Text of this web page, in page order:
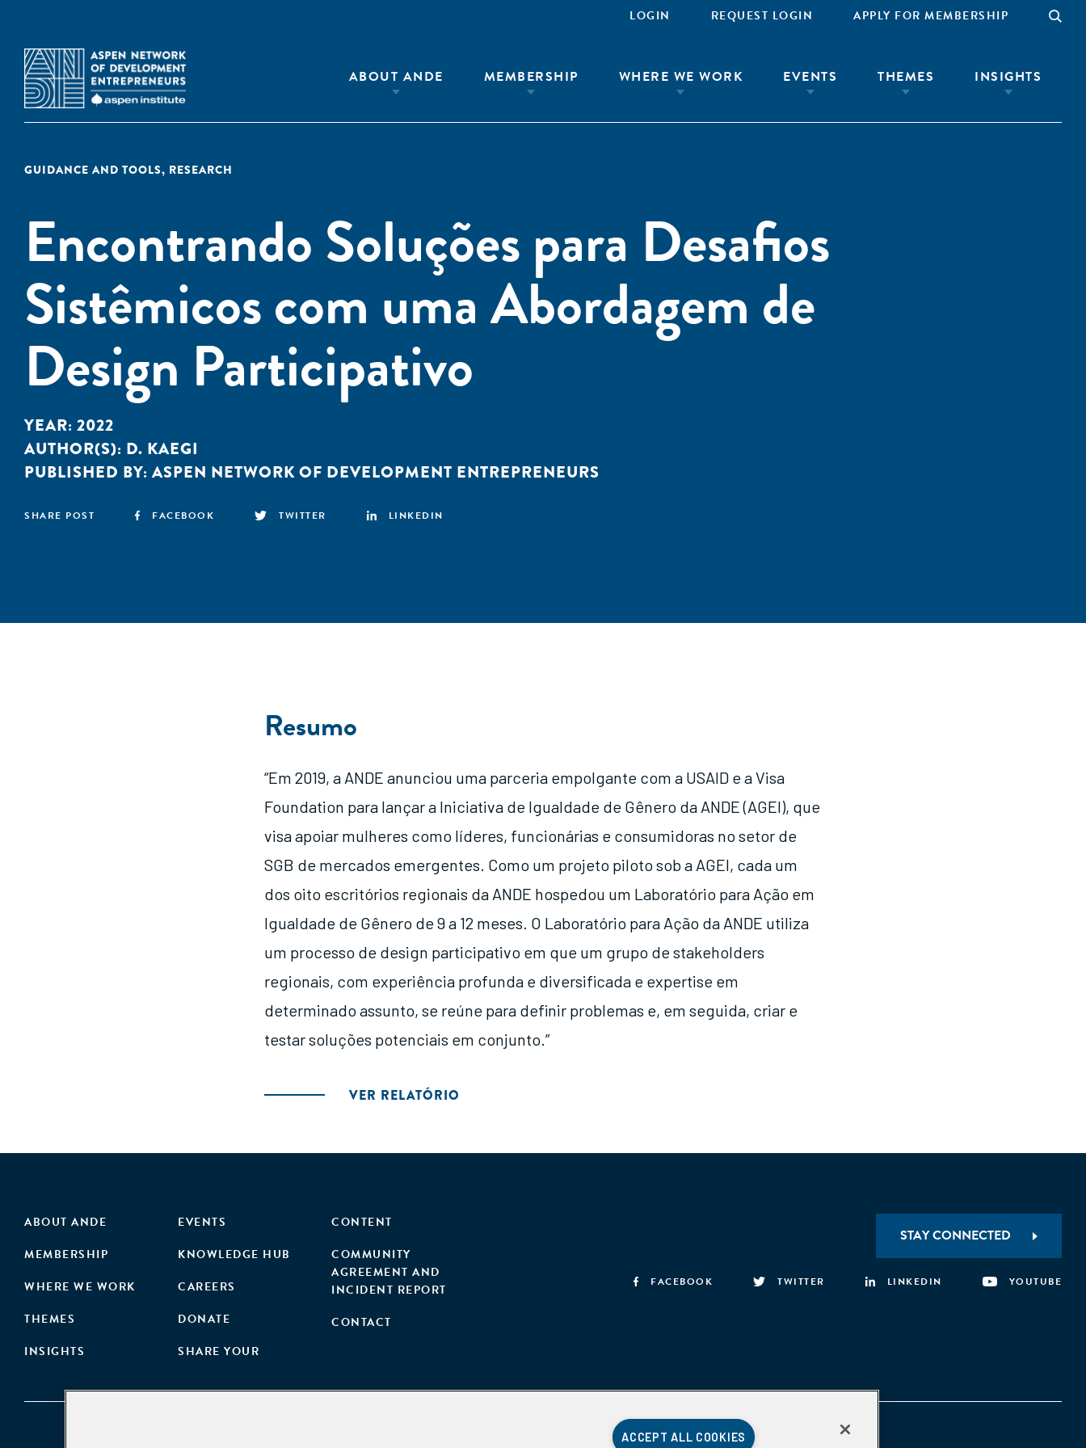
LOGIN REQUEST LOGIN APPLY FOR MEMBERSHIP
ABOUT ANDE MEMBERSHIP WHERE WE WORK EVENTS THEMES INSIGHTS
GUIDANCE AND TOOLS, RESEARCH
Encontrando Soluções para Desafios
Sistêmicos com uma Abordagem de
Design Participativo
YEAR: 2022
AUTHOR(S): D. KAEGI
PUBLISHED BY: ASPEN NETWORK OF DEVELOPMENT ENTREPRENEURS
SHARE POST FACEBOOK TWITTER LINKEDIN
Resumo
“Em 2019, a ANDE anunciou uma parceria empolgante com a USAID e a Visa
Foundation para lançar a Iniciativa de Igualdade de Gênero da ANDE (AGEI), que
visa apoiar mulheres como líderes, funcionárias e consumidoras no setor de
SGB de mercados emergentes. Como um projeto piloto sob a AGEI, cada um
dos oito escritórios regionais da ANDE hospedou um Laboratório para Ação em
Igualdade de Gênero de 9 a 12 meses. O Laboratório para Ação da ANDE utiliza
um processo de design participativo em que um grupo de stakeholders
regionais, com experiência profunda e diversificada e expertise em
determinado assunto, se reúne para definir problemas e, em seguida, criar e
testar soluções potenciais em conjunto.”
VER RELATÓRIO
ABOUT ANDE
MEMBERSHIP
WHERE WE WORK
THEMES
INSIGHTS
EVENTS
KNOWLEDGE HUB
CAREERS
DONATE
SHARE YOUR
CONTENT
COMMUNITY
AGREEMENT AND
INCIDENT REPORT
CONTACT
STAY CONNECTED
FACEBOOK TWITTER LINKEDIN YOUTUBE
ACCEPT ALL COOKIES